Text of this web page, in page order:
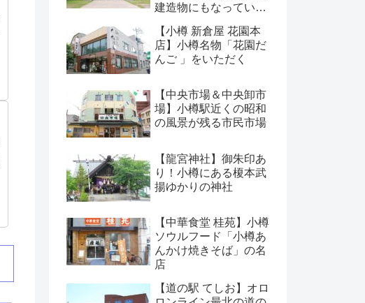
建造物にもなっている
【小樽 新倉屋 花園本
店】小樽名物「花園だ
んご 」をいただく
【中央市場＆中央卸市
場】小樽駅近くの昭和
の風景が残る市民市場
【龍宮神社】御朱印あ
り！小樽にある榎本武
揚ゆかりの神社
【中華食堂 桂苑】小樽
ソウルフード「小樽あ
んかけ焼きそば」の名
店
【道の駅 てしお】オロ